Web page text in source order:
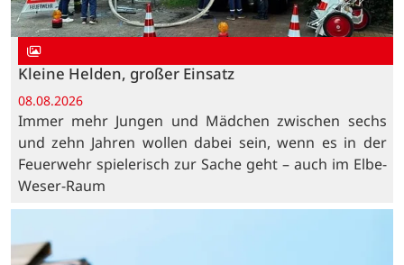
Kleine Helden, großer Einsatz
08.08.2026
Immer mehr Jungen und Mädchen zwischen sechs
und zehn Jahren wollen dabei sein, wenn es in der
Feuerwehr spielerisch zur Sache geht – auch im Elbe-
Weser-Raum